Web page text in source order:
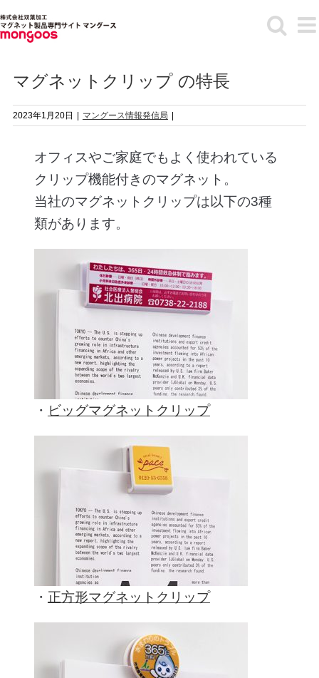
to
content
マグネットクリップ の特長
2023年1月20日 マングース情報発信局
オフィスやご家庭でもよく使われている
クリップ機能付きのマグネット。
当社のマグネットクリップは以下の3種
類があります。
・ ビッグマグネットクリップ
・ 正方形マグネットクリップ